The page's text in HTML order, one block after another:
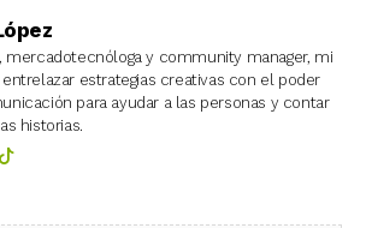
mercadotecnóloga y community manager, mi
entrelazar estrategias creativas con el poder
para ayudar a las personas y contar
historias.